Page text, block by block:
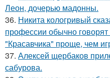
Леон, дочерью мадонны.
36. Никита кологривый
профессии обычно
"Красавчика" проще, чем
37. Алексей щербаков
сабурова.